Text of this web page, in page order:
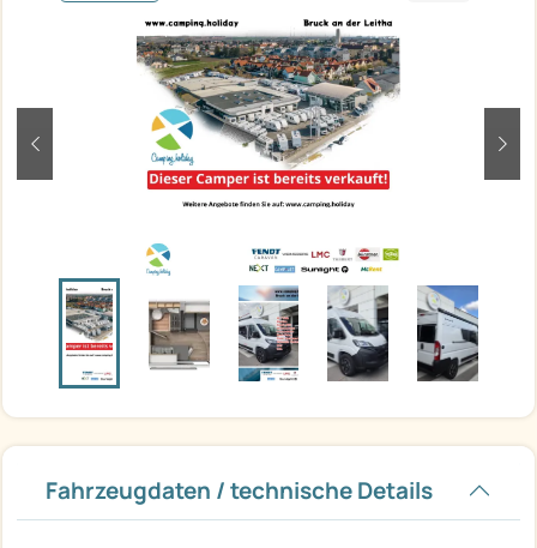
zurück
Fahrzeugdaten / technische Details